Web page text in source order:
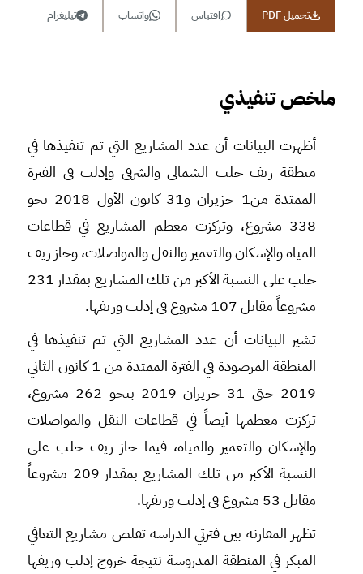
تحميل PDF اقتباس واتساب تيليغرام
ملخص تنفيذي
أظهرت البيانات أن عدد المشاريع التي تم تنفيذها في
منطقة ريف حلب الشمالي والشرقي وإدلب في الفترة
الممتدة من1 حزيران و31 كانون الأول 2018 نحو
338 مشروع، وتركزت معظم المشاريع في قطاعات
المياه والإسكان والتعمير والنقل والمواصلات، وحاز ريف
حلب على النسبة الأكبر من تلك المشاريع بمقدار 231
مشروعاً مقابل 107 مشروع في إدلب وريفها.
تشير البيانات أن عدد المشاريع التي تم تنفيذها في
المنطقة المرصودة في الفترة الممتدة من 1 كانون الثاني
2019 حتى 31 حزيران 2019 بنحو 262 مشروع،
تركزت معظمها أيضاً في قطاعات النقل والمواصلات
والإسكان والتعمير والمياه، فيما حاز ريف حلب على
النسبة الأكبر من تلك المشاريع بمقدار 209 مشروعاً
مقابل 53 مشروع في إدلب وريفها.
تظهر المقارنة بين فترتي الدراسة تقلص مشاريع التعافي
المبكر في المنطقة المدروسة نتيجة خروج إدلب وريفها